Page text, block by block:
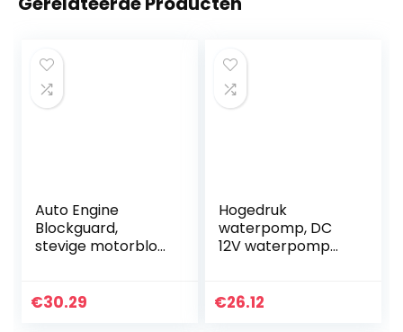
Auto Engine
Blockguard,
stevige motorblok
anodiserende
€30.29
Hogedruk
waterpomp, DC
12V waterpomp
caravan
€26.12